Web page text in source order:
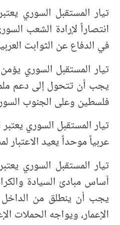
تيار المستقبل السوري
انتصاراً لإرادة الشعب
في الدفاع عن الثوابت
تيار المستقبل السوري
يجب أن تتحول إلى دعم
فلسطين وعلى الجنوب
تيار المستقبل السوري
عربياً موحداً يعيد الاعتبار
تيار المستقبل السوري
أساس مبادئ السيادة
يجب أن ينطلق من الداخل
الإعمار، ويواجه الحملات